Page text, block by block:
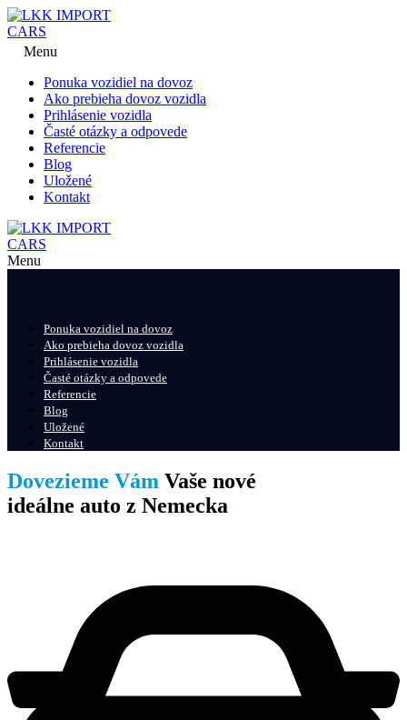
Menu
Ponuka vozidiel na dovoz
Ako prebieha dovoz vozidla
Prihlásenie vozidla
Časté otázky a odpovede
Referencie
Blog
Uložené
Kontakt
Menu
Ponuka vozidiel na dovoz
Ako prebieha dovoz vozidla
Prihlásenie vozidla
Časté otázky a odpovede
Referencie
Blog
Uložené
Kontakt
Dovezieme Vám Vaše nové
ideálne auto z Nemecka